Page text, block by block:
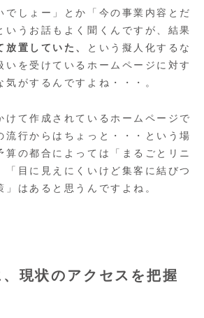
でしょー」とか「今の事業内容とだ
いうお話もよく聞くんですが、結果
放置していた、
という擬人化するな
いを受けているホームページに対す
気がするんですよね・・・。
けて作成されているホームページで
流行からはちょっと・・・という場
算の都合によっては「まるごとリニ
「目に見えにくいけど集客に結びつ
」はあると思うんですよね。
現状のアクセスを把握